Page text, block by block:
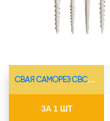
СВАЯ САМОРЕЗ СВС-Ø73*5.5
ЗА 1 ШТ